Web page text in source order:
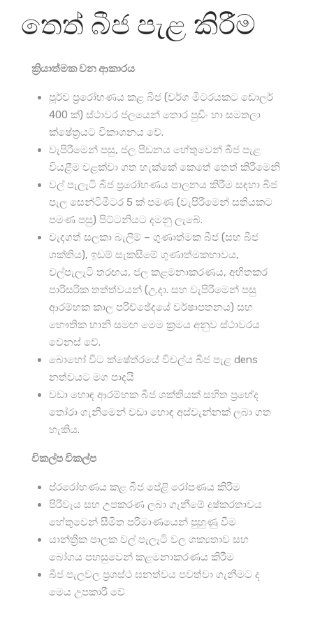
තෙත් බීජ පැළ කිරීම
ක්‍රියාත්මක වන ආකාරය
පූර්ව ප්‍රරෝහණය කළ බීජ (වර්ග මීටරයකට ඩොලර්
400 ක්) ස්ථාවර ජලයෙන් තොර පුඩිං හා සමතලා
ක්ෂේත්‍රයට විකාශනය වේ.
වැපිරීමෙන් පසු, ජල පීඩනය හේතුවෙන් බීජ පැළ
වියළීම වළක්වා ගත හැක්කේ කෙතේ තෙත් කිරීමෙනි
වල් පැලෑටි බීජ ප්‍රරෝහණය පාලනය කිරීම සඳහා බීජ
පැල සෙන්ටිමීටර 5 ක් පමණ (වැපිරීමෙන් සතියකට
පමණ පසු) පිට්ටනියට දමනු ලැබේ.
වැදගත් සලකා බැලීම් – ගුණාත්මක බීජ (සහ බීජ
ශක්තිය), ඉඩම් සැකසීමේ ගුණාත්මකභාවය,
වල්පැලෑටි තරඟය, ජල කළමනාකරණය, අහිතකර
පාරිසරික තත්ත්වයන් (උ.දා. සහ වැපිරීමෙන් පසු
ආරම්භක කාල පරිච්ඡේදයේ වර්ෂාපතනය) සහ
භෞතික හානි සමඟ මෙම ක්‍රමය අනුව ස්ථාවරය
වෙනස් වේ.
බොහෝ විට ක්ෂේත්රයේ විචල්ය බීජ පැළ dens
නත්වයට මග පාදයි
වඩා හොඳ ආරම්භක බීජ ශක්තියක් සහිත ප්‍රභේද
තෝරා ගැනීමෙන් වඩා හොඳ අස්වැන්නක් ලබා ගත
හැකිය.
විකල්ප විකල්ප
ප්රරෝහණය කළ බීජ පේළි රෝපණය කිරීම
පිරිවැය සහ උපකරණ ලබා ගැනීමේ දුෂ්කරතාවය
හේතුවෙන් සීමිත පරිමාණයෙන් පුහුණු වීම
යාන්ත්‍රික පාලක වල් පැලෑටි වල ශක්‍යතාව සහ
බෝගය පහසුවෙන් කළමනාකරණය කිරීම
බීජ පැලවල ප්‍රශස්ථ ඝනත්වය පවත්වා ගැනීමට ද
මෙය උපකාරී වේ